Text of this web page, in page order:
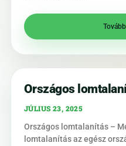
Országos
JÚLIUS 23, 2025
Országos lomtalanítás –
lomtalanítás az egész